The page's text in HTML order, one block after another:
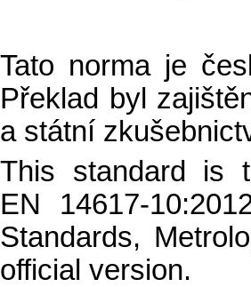
Tato norma je
Překlad byl
a státní
This standard is
EN 14617-
Standards,
official version.